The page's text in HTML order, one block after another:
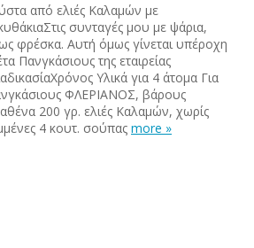
από ελιές Καλαμών με
συνταγές μου με ψάρια,
φρέσκα. Αυτή όμως γίνεται υπέροχη
Πανγκάσιους της εταιρείας
Υλικά για 4 άτομα Για
ΦΛΕΡΙΑΝΟΣ, βάρους
200 γρ. ελιές Καλαμών, χωρίς
4 κουτ. σούπας more »